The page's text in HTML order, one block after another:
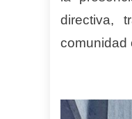
directiva,
comunidad